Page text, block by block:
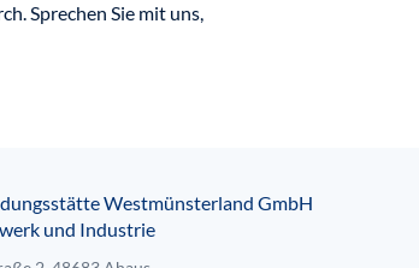
Sprechen Sie mit uns,
Westmünsterland GmbH
und Industrie